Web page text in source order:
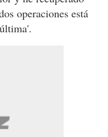
operaciones está